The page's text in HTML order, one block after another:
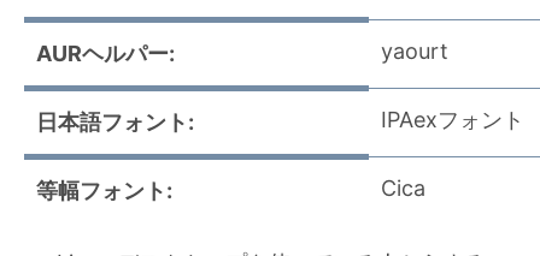
AURヘルパー: yaourt
日本語フォント: IPAexフォント
等幅フォント: Cica